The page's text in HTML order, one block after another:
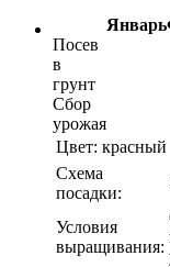
Январь
Посев
в
грунт
Сбор
урожая
Цвет: красный
Схема
посадки:
Условия
выращивания: